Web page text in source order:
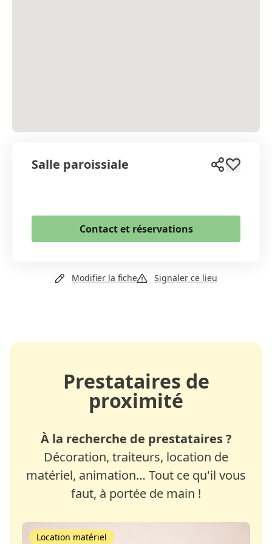
Salle paroissiale
Contact et réservations
Modifier la fiche
Signaler ce lieu
Prestataires de
proximité
À la recherche de prestataires ?
Décoration, traiteurs, location de
matériel, animation… Tout ce qu'il vous
faut, à portée de main !
Location matériel